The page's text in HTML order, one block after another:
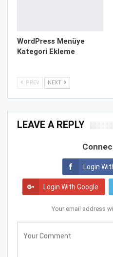
WordPress Menüye
Kategori Ekleme
PREV NEXT
LEAVE A REPLY
Login
Login With Google
Your email address